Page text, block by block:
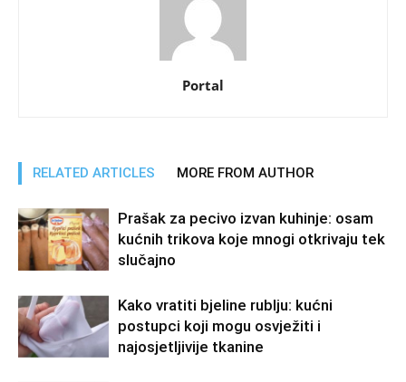
Portal
RELATED ARTICLES MORE FROM AUTHOR
Prašak za pecivo izvan kuhinje: osam
kućnih trikova koje mnogi otkrivaju tek
slučajno
Kako vratiti bjeline rublju: kućni
postupci koji mogu osvježiti i
najosjetljivije tkanine